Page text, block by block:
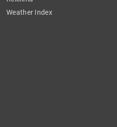
Weather Index